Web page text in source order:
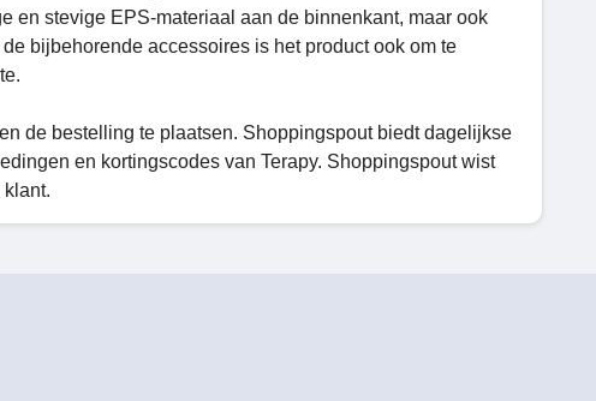
en stevige EPS-materiaal aan de binnenkant, maar ook
bijbehorende accessoires is het product ook om te
de bestelling te plaatsen. Shoppingspout biedt dagelijkse
en kortingscodes van Terapy. Shoppingspout wist